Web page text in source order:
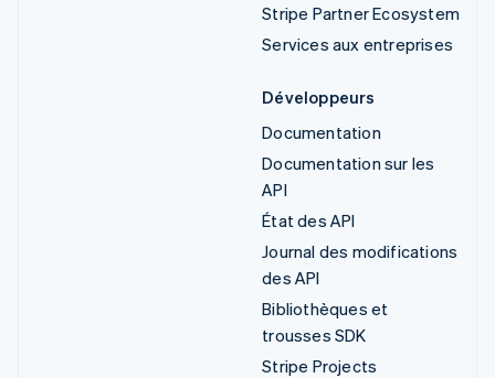
Stripe Partner Ecosystem
Services aux entreprises
Développeurs
Documentation
Documentation sur les
API
État des API
Journal des modifications
des API
Bibliothèques et
trousses SDK
Stripe Projects